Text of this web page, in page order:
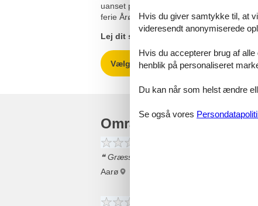
uanset på hvilket tidspunkt du lejer et
ferie Årø til en go´pris - altid!
Lej dit sommerhus Årø nu!
Vælg mellem 13 sommerhuse
Områdeanmeldelser
Græsset burde være slået til vores
Aarø
Hvis du giver samtykke til, at
videresendt anonymiserede
Hvis du accepterer brug af
henblik på personaliseret
Du kan når som helst ændre
Se også vores